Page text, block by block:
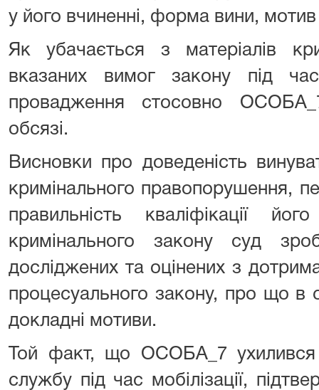
у його вчиненні, форма вини, мотив
Як убачається з матеріалів
вказаних вимог закону під
провадження стосовно
обсязі.
Висновки про доведеність
кримінального правопорушення,
правильність кваліфікації
кримінального закону суд
досліджених та оцінених з
процесуального закону, про що в
докладні мотиви.
Той факт, що ОСОБА_7 ухилився
службу під час мобілізації,